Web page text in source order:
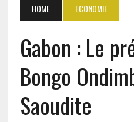
HOME ECONOMIE
Gabon : Le
Bongo
Saoudite